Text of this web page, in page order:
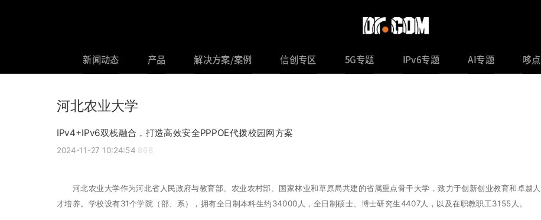
新闻动态 产品 解决方案/案例 信创专区 5G专题 IPv6专题 AI专题 哆点
河北农业大学
IPv4+IPv6双栈融合，打造高效安全PPPOE代拨校园网方案
2024-11-27 10:24:54 868
河北农业大学作为河北省人民政府与教育部、农业农村部、国家林业和草原局共建的省属重点骨干大学，致力于创新创业教育和卓越人
才培养。学校设有31个学院（部、系），拥有全日制本科生约34000人，全日制硕士、博士研究生4407人，以及在职教职工3155人。